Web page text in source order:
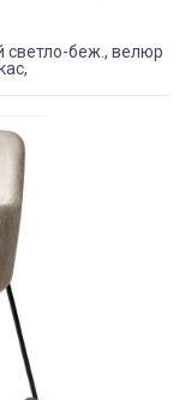
светло-беж., велюр